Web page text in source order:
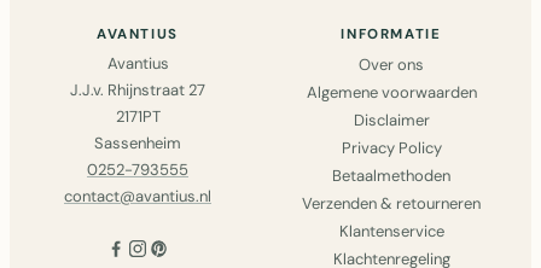
AVANTIUS
Avantius
J.J.v. Rhijnstraat 27
2171PT
Sassenheim
0252-793555
contact@avantius.nl
INFORMATIE
Over ons
Algemene voorwaarden
Disclaimer
Privacy Policy
Betaalmethoden
Verzenden & retourneren
Klantenservice
Klachtenregeling